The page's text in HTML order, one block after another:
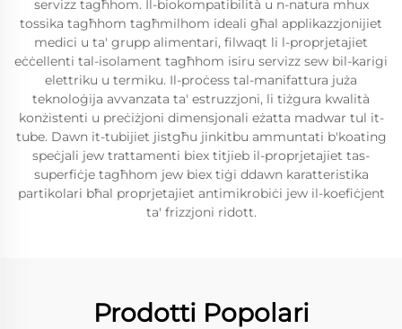
servizz tagħhom. Il-biokompatibilità u n-natura mhux
tossika tagħhom tagħmilhom ideali għal applikazzjonijiet
medici u ta' grupp alimentari, filwaqt li l-proprjetajiet
eċċellenti tal-isolament tagħhom isiru servizz sew bil-karigi
elettriku u termiku. Il-proċess tal-manifattura juża
teknoloġija avvanzata ta' estruzzjoni, li tiżgura kwalità
konżistenti u preċiżjoni dimensjonali eżatta madwar tul it-
tube. Dawn it-tubijiet jistgħu jinkitbu ammuntati b'koating
speċjali jew trattamenti biex titjieb il-proprjetajiet tas-
superfiċje tagħhom jew biex tiġi ddawn karatteristika
partikolari bħal proprjetajiet antimikrobiċi jew il-koefiċjent
ta' frizzjoni ridott.
Prodotti Popolari